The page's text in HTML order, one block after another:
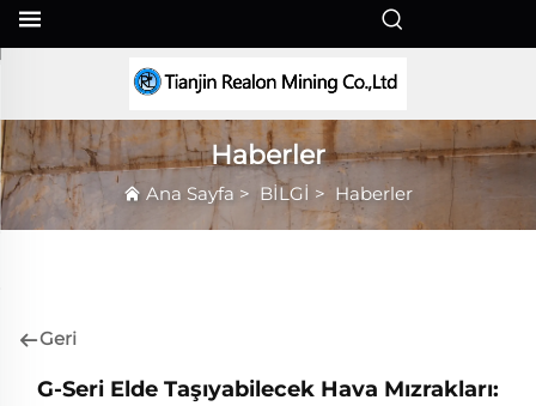
Haberler
Ana Sayfa > BİLGİ > Haberler
Geri
G-Seri Elde Taşıyabilecek Hava Mızrakları: